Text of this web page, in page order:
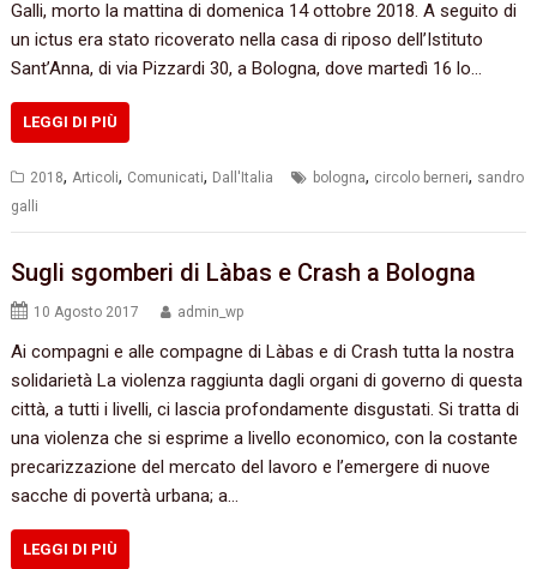
Galli, morto la mattina di domenica 14 ottobre 2018. A seguito di
un ictus era stato ricoverato nella casa di riposo dell’Istituto
Sant’Anna, di via Pizzardi 30, a Bologna, dove martedì 16 lo…
LEGGI DI PIÙ
2018,Articoli, Comunicati, Dall'Italia bologna, circolo berneri, sandro
galli
Sugli sgomberi di Làbas e Crash a Bologna
10 Agosto 2017 admin_wp
Ai compagni e alle compagne di Làbas e di Crash tutta la nostra
solidarietà La violenza raggiunta dagli organi di governo di questa
città, a tutti i livelli, ci lascia profondamente disgustati. Si tratta di
una violenza che si esprime a livello economico, con la costante
precarizzazione del mercato del lavoro e l’emergere di nuove
sacche di povertà urbana; a…
LEGGI DI PIÙ